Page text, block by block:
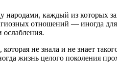
каждый из которых
отношений — иногда
ослабления.
не знала и не знает
жизнь целого поколения